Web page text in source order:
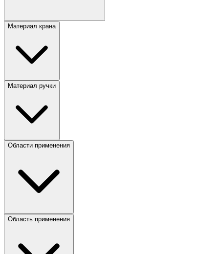
Материал крана
Материал ручки
Области применения
Область применения